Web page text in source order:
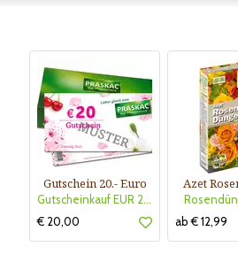
Gutschein 20.- Euro
Gutscheinkauf EUR 20.-
€ 20,00
Azet
ab € 12,99